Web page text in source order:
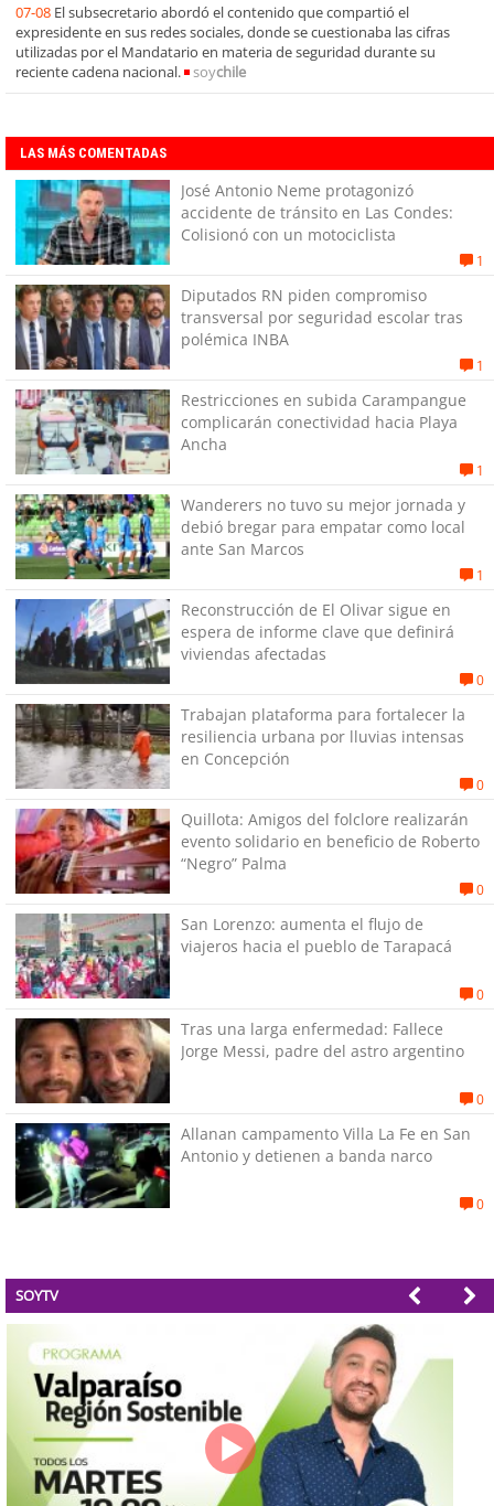
07-08 El subsecretario abordó el contenido que compartió el
expresidente en sus redes sociales, donde se cuestionaba las cifras
utilizadas por el Mandatario en materia de seguridad durante su
reciente cadena nacional.
soychile
LAS MÁS COMENTADAS
José Antonio Neme protagonizó
accidente de tránsito en Las Condes:
Colisionó con un motociclista
1
Diputados RN piden compromiso
transversal por seguridad escolar tras
polémica INBA
1
Restricciones en subida Carampangue
complicarán conectividad hacia Playa
Ancha
1
Wanderers no tuvo su mejor jornada y
debió bregar para empatar como local
ante San Marcos
1
Reconstrucción de El Olivar sigue en
espera de informe clave que definirá
viviendas afectadas
0
Trabajan plataforma para fortalecer la
resiliencia urbana por lluvias intensas
en Concepción
0
Quillota: Amigos del folclore realizarán
evento solidario en beneficio de Roberto
“Negro” Palma
0
San Lorenzo: aumenta el flujo de
viajeros hacia el pueblo de Tarapacá
0
Tras una larga enfermedad: Fallece
Jorge Messi, padre del astro argentino
0
Allanan campamento Villa La Fe en San
Antonio y detienen a banda narco
0
SOYTV